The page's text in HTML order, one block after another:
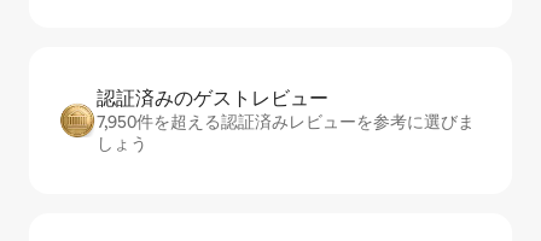
認証済みのゲ⁠ス⁠ト⁠レ⁠ビ⁠ュ⁠ー
7,950件を超える認証済みレビューを参考に選びま
しょう